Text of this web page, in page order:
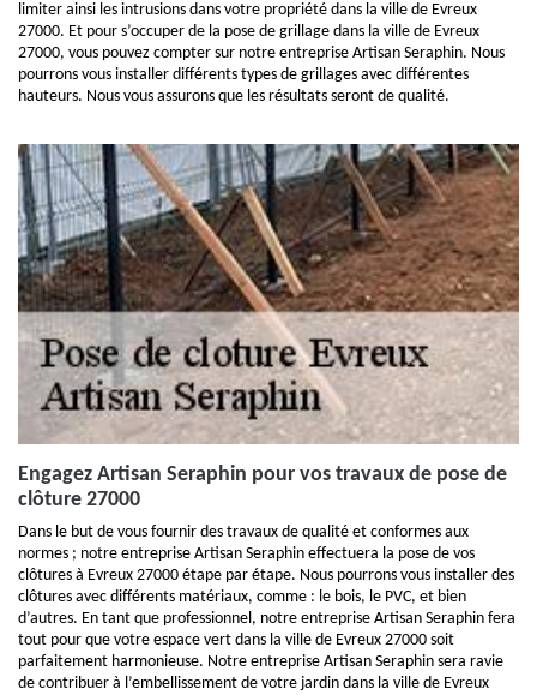
limiter ainsi les intrusions dans votre propriété dans la ville de Evreux
27000. Et pour s’occuper de la pose de grillage dans la ville de Evreux
27000, vous pouvez compter sur notre entreprise Artisan Seraphin. Nous
pourrons vous installer différents types de grillages avec différentes
hauteurs. Nous vous assurons que les résultats seront de qualité.
Engagez Artisan Seraphin pour vos travaux de pose de
clôture 27000
Dans le but de vous fournir des travaux de qualité et conformes aux
normes ; notre entreprise Artisan Seraphin effectuera la pose de vos
clôtures à Evreux 27000 étape par étape. Nous pourrons vous installer des
clôtures avec différents matériaux, comme : le bois, le PVC, et bien
d’autres. En tant que professionnel, notre entreprise Artisan Seraphin fera
tout pour que votre espace vert dans la ville de Evreux 27000 soit
parfaitement harmonieuse. Notre entreprise Artisan Seraphin sera ravie
de contribuer à l’embellissement de votre jardin dans la ville de Evreux